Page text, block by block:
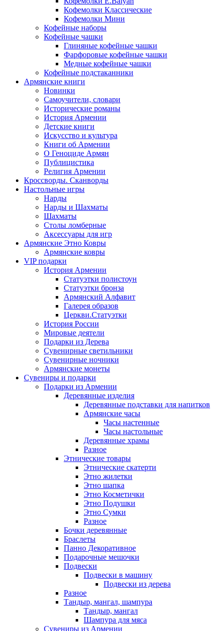
Кофемолки Классические
Кофемолки Мини
Кофейные наборы
Кофейные чашки
Глиняные кофейные чашки
Фарфоровые кофейные чашки
Медные кофейные чашки
Кофейные подстаканники
Армянские книги
Новинки
Самоучители, словари
Исторические романы
История Армении
Детские книги
Иcкусство и культура
Книги об Армении
О Геноциде Армян
Публицистика
Религия Армении
Кроссворды. Сканворды
Настольные игры
Нарды
Нарды и Шахматы
Шахматы
Столы ломберные
Аксессуары для игр
Армянские Этно Ковры
Армянские ковры
VIP подарки
История Армении
Статуэтки полистоун
Статуэтки бронза
Армянский Алфавит
Галерея образов
Церкви.Статуэтки
История России
Мировые деятели
Подарки из Дерева
Сувенирные светильники
Сувенирные ночники
Армянские монеты
Сувениры и подарки
Подарки из Армении
Деревянные изделия
Деревянные подставки для напитков
Армянские часы
Часы настенные
Часы настольные
Деревянные храмы
Разное
Этнические товары
Этнические скатерти
Этно жилетки
Этно шапка
Этно Косметички
Этно Подушки
Этно Сумки
Разное
Бочки деревянные
Браслеты
Панно Декоративное
Подарочные мешочки
Подвески
Подвески в машину
Подвески из дерева
Разное
Тандыр, мангал, шампура
Тандыр, мангал
Шампура для мяса
Сувениры из Армении